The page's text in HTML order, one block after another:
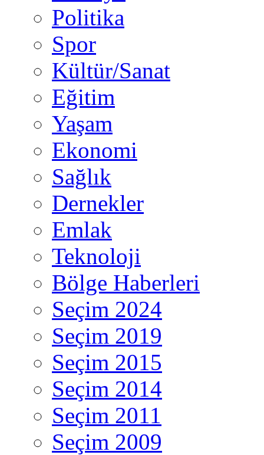
Politika
Spor
Kültür/Sanat
Eğitim
Yaşam
Ekonomi
Sağlık
Dernekler
Emlak
Teknoloji
Bölge Haberleri
Seçim 2024
Seçim 2019
Seçim 2015
Seçim 2014
Seçim 2011
Seçim 2009